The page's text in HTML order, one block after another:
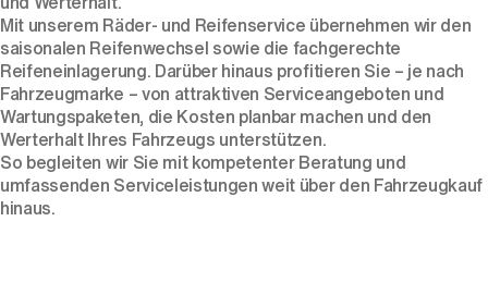
Mit unserem Räder- und Reifenservice übernehmen wir den
saisonalen Reifenwechsel sowie die fachgerechte
Reifeneinlagerung. Darüber hinaus profitieren Sie – je nach
Fahrzeugmarke – von attraktiven Serviceangeboten und
Wartungspaketen, die Kosten planbar machen und den
Werterhalt Ihres Fahrzeugs unterstützen.
So begleiten wir Sie mit kompetenter Beratung und
umfassenden Serviceleistungen weit über den Fahrzeugkauf
hinaus.